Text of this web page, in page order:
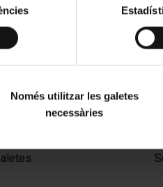
Només utilitzar les galetes
necessàries